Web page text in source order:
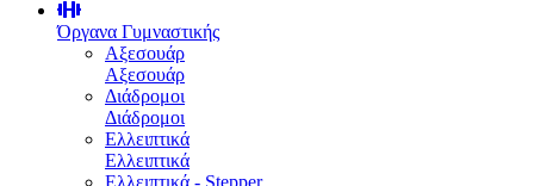
Όργανα Γυμναστικής
Αξεσουάρ
Αξεσουάρ
Διάδρομοι
Διάδρομοι
Ελλειπτικά
Ελλειπτικά
Ελλειπτικά - Stepper